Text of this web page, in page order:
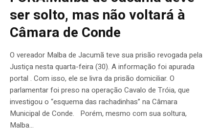
ser solto, mas não voltará à
Câmara de Conde
O vereador Malba de Jacumã teve sua prisão revogada pela
Justiça nesta quarta-feira (30). A informação foi apurada
portal . Com isso, ele se livra da prisão domiciliar. O
parlamentar foi preso na operação Cavalo de Tróia, que
investigou o “esquema das rachadinhas” na Câmara
Municipal de Conde. Porém, mesmo com sua soltura,
Malba...